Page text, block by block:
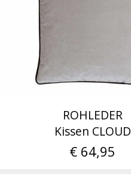
ROHLEDER
Kissen CLOUD
€ 64,95